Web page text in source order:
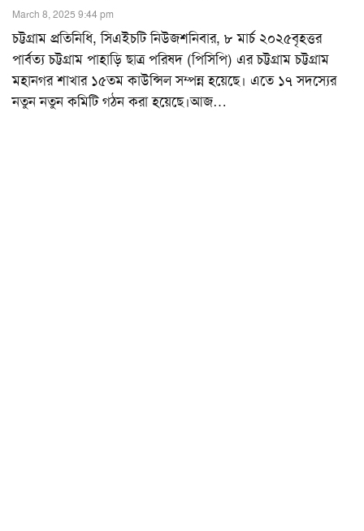
March 8, 2025 9:44 pm
চট্টগ্রাম প্রতিনিধি, সিএইচটি নিউজশনিবার, ৮ মার্চ ২০২৫বৃহত্তর
পার্বত্য চট্টগ্রাম পাহাড়ি ছাত্র পরিষদ (পিসিপি) এর চট্টগ্রাম চট্টগ্রাম
মহানগর শাখার ১৫তম কাউন্সিল সম্পন্ন হয়েছে। এতে ১৭ সদস্যের
নতুন নতুন কমিটি গঠন করা হয়েছে।আজ…